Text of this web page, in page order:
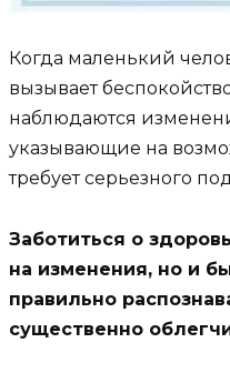
Когда маленький
вызывает
наблюдаются
указывающие на
требует серьезного
Заботиться о
на изменения, но и
правильно
существенно